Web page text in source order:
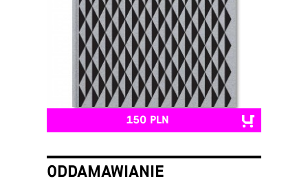
150 PLN
ODDAMAWIANIE